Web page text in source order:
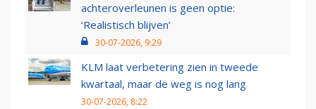
achteroverleunen is geen optie:
‘Realistisch blijven’
30-07-2026, 9:29
KLM laat verbetering zien in tweede
kwartaal, maar de weg is nog lang
30-07-2026, 8:22